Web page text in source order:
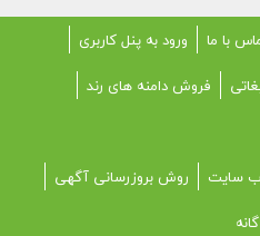
با ما
ورود به پنل کاربری
فروش دامنه های رند
سایت
روش بروزرسانی آگهی